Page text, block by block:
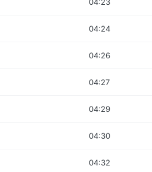
04:24
04:26
04:27
04:29
04:30
04:32